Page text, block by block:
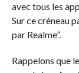
avec tous les
Sur ce créneau
par Realme”.
Rappelons que